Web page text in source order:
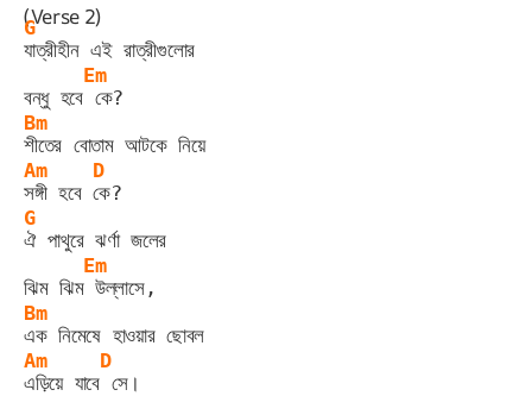
(Verse 2)
G
যাত্রীহীন এই রাত্রীগুলোর
বন্ধু হবে
Em
কে?
Bm
শীতের বোতাম আটকে নিয়ে
Am
সঙ্গী হবে
D
কে?
G
ঐ পাথুরে ঝর্ণা জলের
ঝিম ঝিম
Em
উল্লাসে,
Bm
এক নিমেষে হাওয়ার ছোবল
Am
এড়িয়ে যাবে
D
সে।